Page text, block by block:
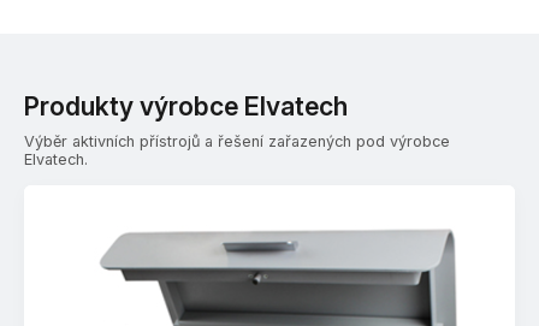
Produkty výrobce Elvatech
Výběr aktivních přístrojů a řešení zařazených pod výrobce
Elvatech.